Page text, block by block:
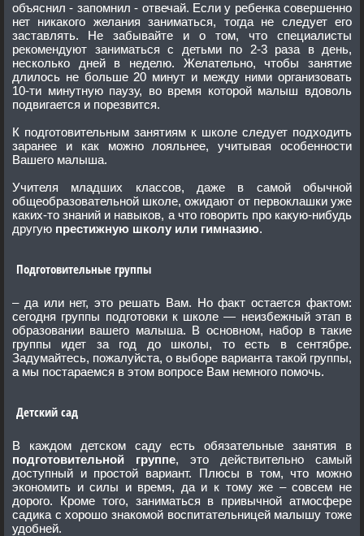
объяснил - запомнил - отвечай. Если у ребенка совершенно
нет никакого желания заниматься, тогда не следует его
заставлять. Не забывайте и о том, что специалисты
рекомендуют заниматься с детьми по 2-3 раза в день,
несколько дней в неделю. Желательно, чтобы занятие
длилось не больше 20 минут и между ними организовать
10-ти минутную паузу, во время которой малыш вдоволь
подвигается и порезвится.
К подготовительным занятиям к школе следует подходить
заранее и как можно лояльнее, учитывая особенности
Вашего малыша.
Учителя младших классов, даже в самой обычной
общеобразовательной школе, ожидают от первоклашки уже
каких-то знаний и навыков, а что говорить про какую-нибудь
другую престижную школу или гимназию.
Подготовительные группы
– да или нет, это решать Вам. Но факт остается фактом:
сегодня группы подготовки к школе — неизбежный этап в
образовании вашего малыша. В основном, набор в такие
группы идет за год до школы, то есть в сентябре.
Задумайтесь, пожалуйста, о выборе варианта такой группы,
а мы постараемся в этом вопросе Вам немного помочь.
Детский сад
В каждом детском саду есть обязательные занятия в
подготовительной группе, это действительно самый
доступный и простой вариант. Плюсы в том, что можно
экономить и силы и время, да и к тому же – совсем не
дорого. Кроме того, заниматься в привычной атмосфере
садика с хорошо знакомой воспитательницей малышу тоже
удобней.